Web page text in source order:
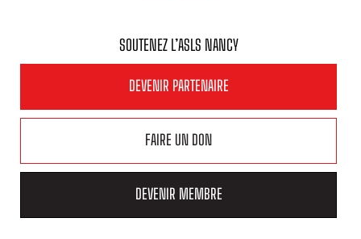
SOUTENEZ L’ASLS NANCY
DEVENIR PARTENAIRE
FAIRE UN DON
DEVENIR MEMBRE